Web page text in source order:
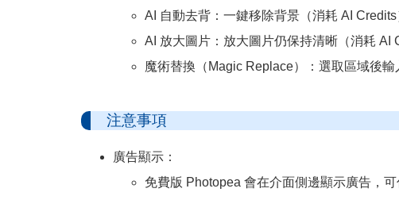
AI 自動去背：一鍵移除背景（消耗 AI Credits
AI 放大圖片：放大圖片仍保持清晰（消耗 AI
魔術替換（Magic Replace）：選取區域後
注意事項
廣告顯示：
免費版 Photopea 會在介面側邊顯示廣告，可